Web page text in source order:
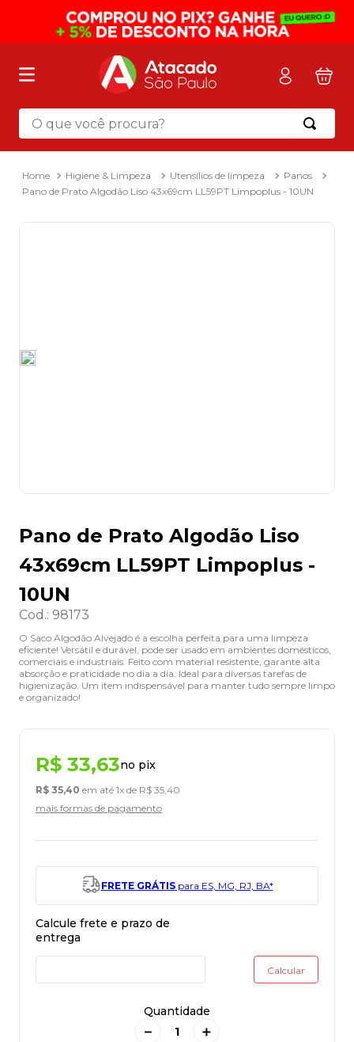
O que você procura?
Higiene & Limpeza Utensílios de limpeza
Panos
Pano de Prato Algodão Liso 43x69cm LL59PT Limpoplus - 10UN
Pano de Prato Algodão Liso
43x69cm LL59PT Limpoplus -
10UN
Cod.: 98173
O Saco Algodão Alvejado é a escolha perfeita para uma limpeza
eficiente! Versátil e durável, pode ser usado em ambientes domésticos,
comerciais e industriais. Feito com material resistente, garante alta
absorção e praticidade no dia a dia. Ideal para diversas tarefas de
higienização. Um item indispensável para manter tudo sempre limpo
e organizado!
R$ 33,63no pix
R$ 35,40 em até 1x de R$ 35,40
mais formas de pagamento
FRETE GRÁTISpara ES, MG, RJ, BA*
Quantidade
＋
－
Termos mais buscados
mochila
2º sacola
3º mala
8